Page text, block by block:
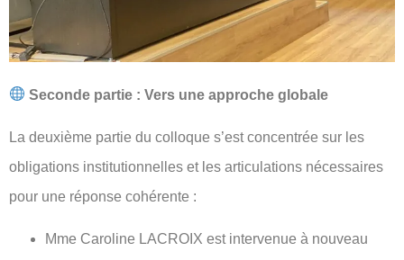
Seconde partie : Vers une approche globale
La deuxième partie du colloque s’est concentrée sur les
obligations institutionnelles et les articulations nécessaires
pour une réponse cohérente :
Mme Caroline LACROIX est intervenue à nouveau